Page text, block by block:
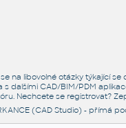
na libovolné otázky týkající
s dalšími CAD/BIM/PDM
. Nechcete se registrovat?
(CAD Studio) - přímá